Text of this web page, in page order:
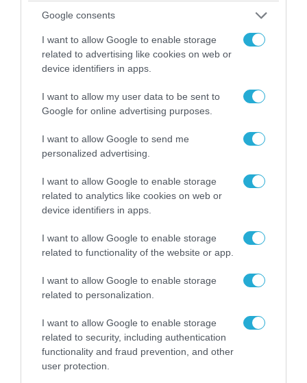
Google consents
I want to allow Google to enable storage
related to advertising like cookies on web or
device identifiers in apps.
I want to allow my user data to be sent to
Google for online advertising purposes.
I want to allow Google to send me
personalized advertising.
I want to allow Google to enable storage
related to analytics like cookies on web or
device identifiers in apps.
I want to allow Google to enable storage
related to functionality of the website or app.
I want to allow Google to enable storage
related to personalization.
I want to allow Google to enable storage
related to security, including authentication
functionality and fraud prevention, and other
user protection.
06.08.2026 | 14:02
«Επιχείρηση ελεύθερα πεζοδρόμια» στην
Αθήνα: Απομακρύνθηκαν παράνομα
αντικείμενα από κοινόχρηστους χώρους
«Οι εντελώς αθώοι»: Η ανάρτηση του Αρκά για
τα ζώα που χάθηκαν στις πυρκαγιές της
Αττικής (φωτο)